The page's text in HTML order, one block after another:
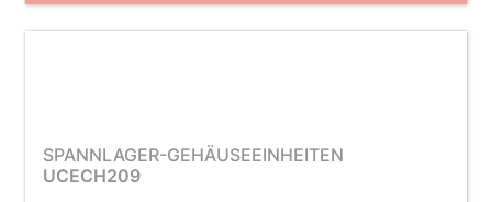
SPANNLAGER-GEHÄUSEEINHEITEN
UCECH209